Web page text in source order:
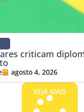
criticam
agosto 4, 2026
VEJA MAIS